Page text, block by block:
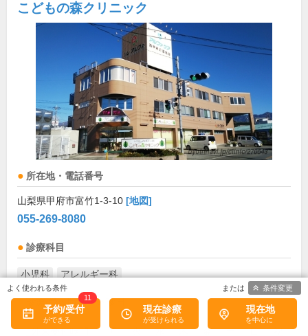
こどもの森クリニック
所在地・電話番号
山梨県甲府市富竹1-3-10 [地図]
055-269-8080
診療科目
小児科 アレルギー科
診療/受付時間・休診日
外来受付時間 月 火 水 木 金 土 日 祝
予約/受付
11
現在診療 現在地
条件変更